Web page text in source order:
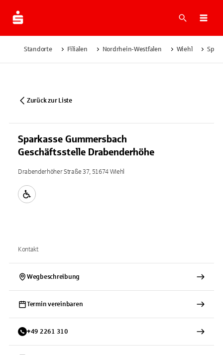
Suche
Standorte Filialen Nordrhein-Westfalen Wiehl
Zurück zur Liste
Sparkasse Gummersbach
Geschäftsstelle Drabenderhöhe
Drabenderhöher Straße 37, 51674 Wiehl
Kontakt
Wegbeschreibung
Termin vereinbaren
+49 2261 310